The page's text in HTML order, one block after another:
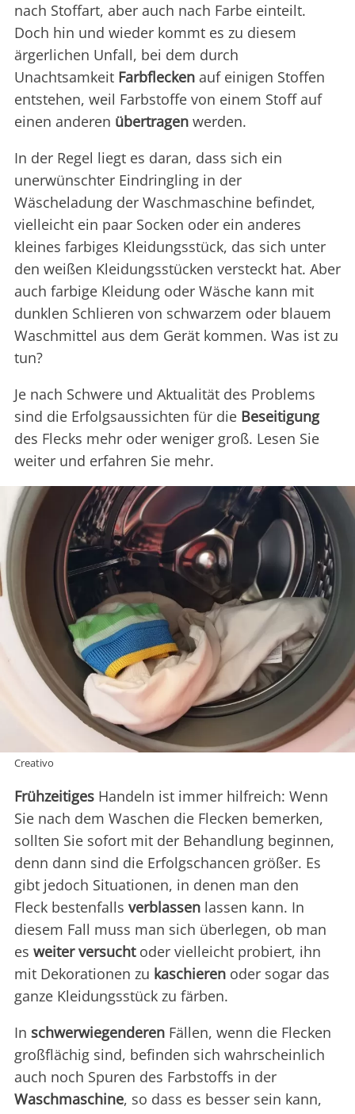
nach Stoffart, aber auch nach Farbe einteilt.
Doch hin und wieder kommt es zu diesem
ärgerlichen Unfall, bei dem durch
Unachtsamkeit Farbflecken auf einigen Stoffen
entstehen, weil Farbstoffe von einem Stoff auf
einen anderen übertragen werden.
In der Regel liegt es daran, dass sich ein
unerwünschter Eindringling in der
Wäscheladung der Waschmaschine befindet,
vielleicht ein paar Socken oder ein anderes
kleines farbiges Kleidungsstück, das sich unter
den weißen Kleidungsstücken versteckt hat. Aber
auch farbige Kleidung oder Wäsche kann mit
dunklen Schlieren von schwarzem oder blauem
Waschmittel aus dem Gerät kommen. Was ist zu
tun?
Je nach Schwere und Aktualität des Problems
sind die Erfolgsaussichten für die Beseitigung
des Flecks mehr oder weniger groß. Lesen Sie
weiter und erfahren Sie mehr.
Creativo
Frühzeitiges Handeln ist immer hilfreich: Wenn
Sie nach dem Waschen die Flecken bemerken,
sollten Sie sofort mit der Behandlung beginnen,
denn dann sind die Erfolgschancen größer. Es
gibt jedoch Situationen, in denen man den
Fleck bestenfalls verblassen lassen kann. In
diesem Fall muss man sich überlegen, ob man
es weiter versuchtoder vielleicht probiert, ihn
mit Dekorationen zu kaschieren oder sogar das
ganze Kleidungsstück zu färben.
In schwerwiegenderen Fällen, wenn die Flecken
großflächig sind, befinden sich wahrscheinlich
auch noch Spuren des Farbstoffs in der
Waschmaschine, so dass es besser sein kann,